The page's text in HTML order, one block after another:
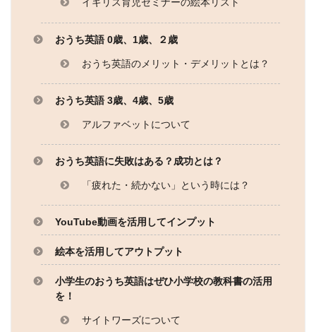
イギリス育児セミナーの絵本リスト
おうち英語 0歳、1歳、２歳
おうち英語のメリット・デメリットとは？
おうち英語 3歳、4歳、5歳
アルファベットについて
おうち英語に失敗はある？成功とは？
「疲れた・続かない」という時には？
YouTube動画を活用してインプット
絵本を活用してアウトプット
小学生のおうち英語はぜひ小学校の教科書の活用
を！
サイトワーズについて